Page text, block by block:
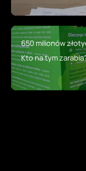
650 milionów
Kto na tym